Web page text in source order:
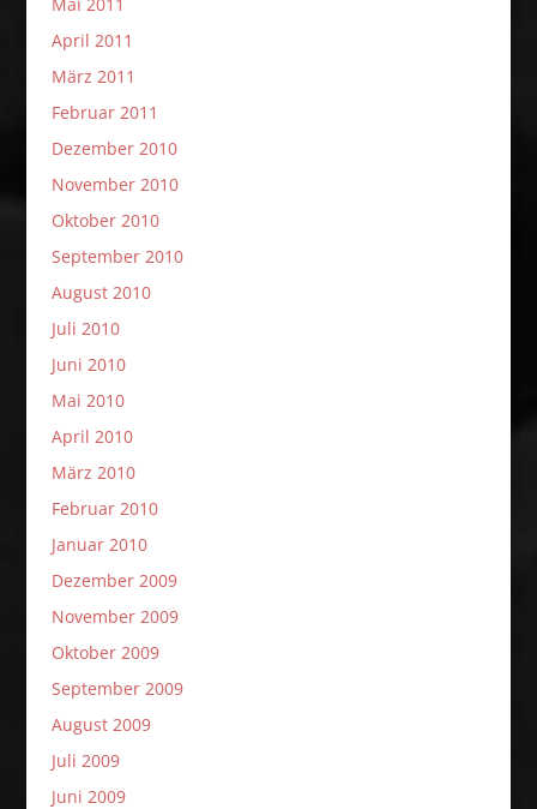
April 2011
März 2011
Februar 2011
Dezember 2010
November 2010
Oktober 2010
September 2010
August 2010
Juli 2010
Juni 2010
Mai 2010
April 2010
März 2010
Februar 2010
Januar 2010
Dezember 2009
November 2009
Oktober 2009
September 2009
August 2009
Juli 2009
Juni 2009